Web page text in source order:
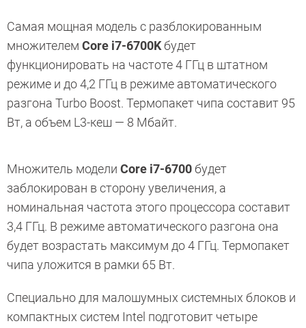
Самая мощная модель с разблокированным
множителем Core i7-6700Kбудет
функционировать на частоте 4 ГГц в штатном
режиме и до 4,2 ГГц в режиме автоматического
разгона Turbo Boost. Термопакет чипа составит 95
Вт, а объем L3-кеш — 8 Мбайт.
Множитель модели Core i7-6700будет
заблокирован в сторону увеличения, а
номинальная частота этого процессора составит
3,4 ГГц. В режиме автоматического разгона она
будет возрастать максимум до 4 ГГц. Термопакет
чипа уложится в рамки 65 Вт.
Специально для малошумных системных блоков и
компактных систем Intel подготовит четыре